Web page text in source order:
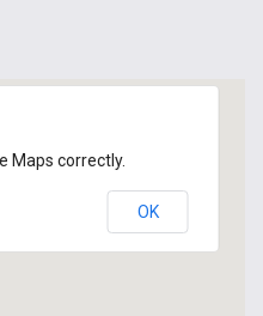
Maps correctly.
OK